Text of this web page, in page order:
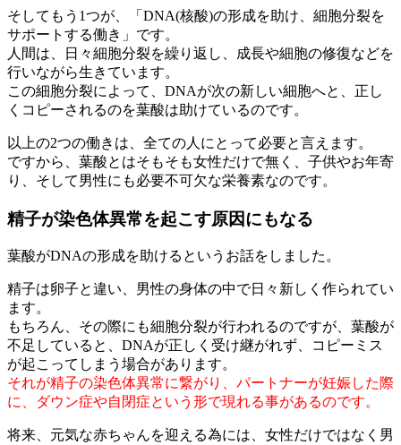
そしてもう1つが、「DNA(核酸)の形成を助け、細胞分裂を
サポートする働き」です。
人間は、日々細胞分裂を繰り返し、成長や細胞の修復などを
行いながら生きています。
この細胞分裂によって、DNAが次の新しい細胞へと、正し
くコピーされるのを葉酸は助けているのです。
以上の2つの働きは、全ての人にとって必要と言えます。
ですから、葉酸とはそもそも女性だけで無く、子供やお年寄
り、そして男性にも必要不可欠な栄養素なのです。
精子が染色体異常を起こす原因にもなる
葉酸がDNAの形成を助けるというお話をしました。
精子は卵子と違い、男性の身体の中で日々新しく作られてい
ます。
もちろん、その際にも細胞分裂が行われるのですが、葉酸が
不足していると、DNAが正しく受け継がれず、コピーミス
が起こってしまう場合があります。
それが精子の染色体異常に繋がり、パートナーが妊娠した際
に、ダウン症や自閉症という形で現れる事があるのです。
将来、元気な赤ちゃんを迎える為には、女性だけではなく男